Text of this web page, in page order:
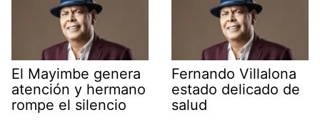
El Mayimbe genera
atención y hermano
rompe el silencio
Fernando Villalona
estado delicado de
salud